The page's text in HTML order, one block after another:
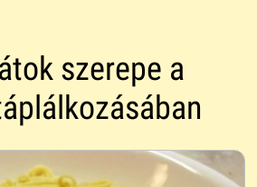
szerepe a